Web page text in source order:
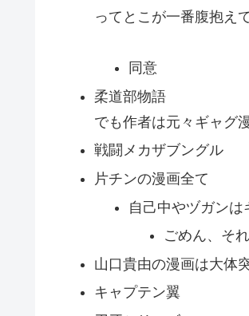
ってとこが一番腹抱え
同意
柔道部物語
でも作者は元々ギャグ
戦闘メカザブングル
片チンの漫画全て
自己中やヅガンは
ごめん、そ
山口貴由の漫画は大体
キャプテン翼